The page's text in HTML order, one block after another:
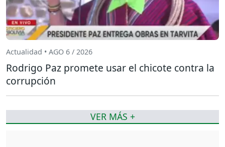
Actualidad • AGO 6 / 2026
Rodrigo Paz promete usar el chicote contra la
corrupción
VER MÁS +